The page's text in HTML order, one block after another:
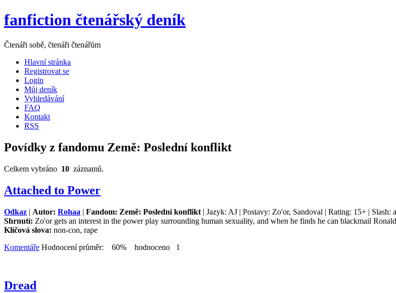
fanfiction čtenářský deník
Čtenáři sobě, čtenáři čtenářům
Hlavní stránka
Registrovat se
Login
Můj deník
Vyhledávání
FAQ
Kontakt
RSS
Povídky z fandomu Země: Poslední konflikt
Celkem vybráno 10 záznamů.
Attached to Power
Odkaz | Autor: Rohaa | Fandom: Země: Poslední konflikt | Jazyk: AJ | Postavy: Zo'or, Sandoval | Rating: 15+ |
Shrnutí: Zo'or gets an interest in the power play surrounding human sexuality, and when he finds he can blackmail
Klíčová slova: non-con, rape
Komentáře Hodnocení průměr: 60% hodnoceno 1
Dread